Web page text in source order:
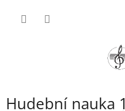
Hudební nauka